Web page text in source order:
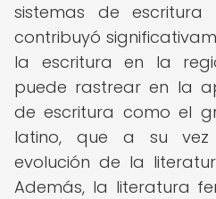
sistemas de escritura
contribuyó
la escritura en la
puede rastrear en la
de escritura como el
latino, que a su
evolución de la
Además, la literatura